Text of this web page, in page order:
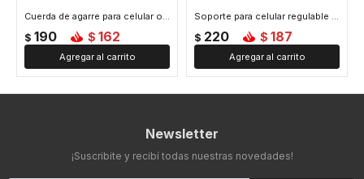
Cuerda de agarre para celular o llaves - Verde
$ 190 $ 162
Soporte para celular regulable - Verde
$ 220 $ 187
Newsletter
¡Suscribite y recibí todas nuestras novedades!